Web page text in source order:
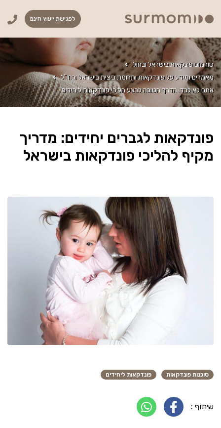
לפגישת ייעוץ חינם
סורמום פונקאות בישראל ובחול
מאמרים ומידע על פונדקאות ותרומת ביצית בישראל ובחו"ל
אתם לא לבד: הדרך הטובה לבצע הליכי פונדקאות ליחידים
פונדקאות לגברים יחידים: מדריך
מקיף להליכי פונדקאות בישראל
סוכנות פונדקאות פונדקאות ליחידים
שיתוף :